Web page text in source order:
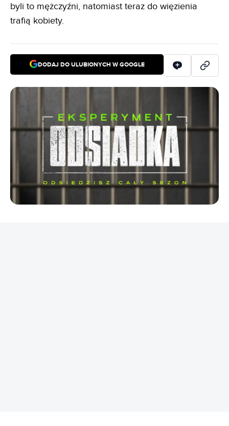
byli to mężczyźni, natomiast teraz do więzienia
trafią kobiety.
DODAJ DO ULUBIONYCH W GOOGLE